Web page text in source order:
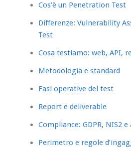
Cos’è un Penetration Test
Differenze: Vulnerability
Test
Cosa testiamo: web, API,
Metodologia e standard
Fasi operative del test
Report e deliverable
Compliance: GDPR, NIS2 e
Perimetro e regole